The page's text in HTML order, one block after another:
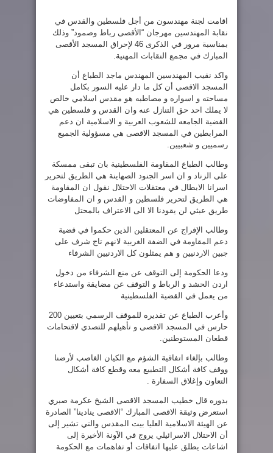
حول
الاقصى
مغلقة
اقامت لجنة مهندسون من أجل فلسطين والقدس في
نقابة المهندسين مهرجان “الأقصى رباط وصمود” وذلك
بمناسبة مرور في الذكرى 46 لإحراق المسجد الأقصى
المبارك في مجمع النقابات المهنية.
واكد نقيب المهندسين المهندس ماجد الطباع أن
المسجد الاقصى أن كل ما دار عليه السور بكامل
مساحته و اسواره و مصاطبه هو مقدس اسلامي خالص
لا يملك احد حق التنازل عنه وان القدس و فلسطين هي
القضية الجامعه للشعوب العربية و الاسلامية ان دعم
المرابطين في المسجد الاقصى هي مسؤولية الجميع
رسميين و شعبيين.
وطالب الطباع المقاومة الفلسطينية بان تبقى ممسكة
على الزناد و ان اسر الجنود الصهاينة هي الطريق لتحرير
اسرانا الابطال في معتقلات الاحتلال نقول ان المقاومة
هي الطريق لتحرير فلسطين و القدس و ان المفاوضات
طريق عبثي لن يقودنا الا الى الاعتراف بالمحتل
وطالب الإفراج عن المعتقلين الذين حكموا في قضية
دعم المقاومة في الضفة الغربية لانهم تاج شرف على
جبين الاردنيين و هم يمثلون كل الاردنيين الشرفاء
ودعا الحكومة إلى التوقف عن منع الشرفاء من دخول
اردن الحشد و الرباط و التوقف عن مضايقة واستدعاء
من يعمل في القضية الفلسطينية
وأعرب الطباع عن تقديره للموقف الرسمي بتعيين 200
حارس في المسجد الاقصى و تأهيلهم للتصدي لاقتحامات
قطعان المستوطنين.
وطالب بإلغاء اتفاقية الشؤم مع الكيان الغاصب لأرضنا
ووقف كافة أشكال التطبيع معه وقطع كافة أشكال
التعاون وإغلاق السفارة .
بدوره قال خطيب المسجد الاقصى الشيخ عكرمة صبري
استعرض وثيقة الاقصى المبارك “الاقصى ينادينا” الصادرة
عن الهيئة الاسلامية العليا بيت المقدس والتي تشير إلى
أن الاحتلال الاسرائيلي يروج في الآونة الأخيرة إلى
اشاعات يطلق عليها اتفاقات أو تفاهمات مع الحكومة